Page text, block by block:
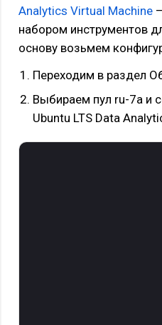
Analytics Virtual Machine
набором инструментов
основу возьмем
Переходим в раздел
Выбираем пул ru-7a и
Ubuntu LTS Data